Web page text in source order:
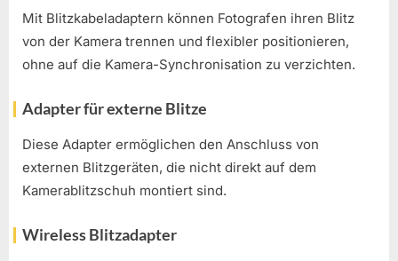
Mit Blitzkabeladaptern können Fotografen ihren Blitz
von der Kamera trennen und flexibler positionieren,
ohne auf die Kamera-Synchronisation zu verzichten.
Adapter für externe Blitze
Diese Adapter ermöglichen den Anschluss von
externen Blitzgeräten, die nicht direkt auf dem
Kamerablitzschuh montiert sind.
Wireless Blitzadapter